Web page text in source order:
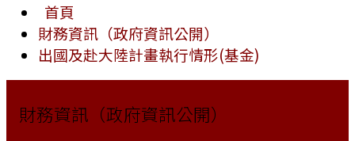
首頁
財務資訊（政府資訊公開）
出國及赴大陸計畫執行情形(基金)
財務資訊（政府資訊公開）